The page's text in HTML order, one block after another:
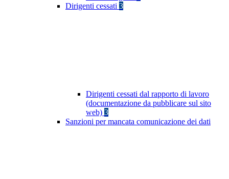
Dirigenti cessati 3
Dirigenti cessati dal rapporto di lavoro
(documentazione da pubblicare sul sito
web) 3
Sanzioni per mancata comunicazione dei dati